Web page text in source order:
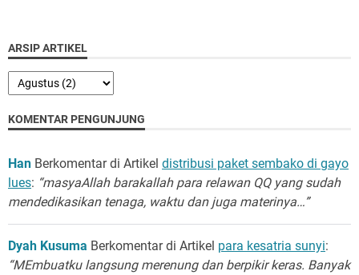
ARSIP ARTIKEL
KOMENTAR PENGUNJUNG
Han Berkomentar di Artikel distribusi paket sembako di gayo
lues: “masyaAllah barakallah para relawan QQ yang sudah
mendedikasikan tenaga, waktu dan juga materinya…”
Dyah Kusuma Berkomentar di Artikel para kesatria sunyi:
“MEmbuatku langsung merenung dan berpikir keras. Banyak